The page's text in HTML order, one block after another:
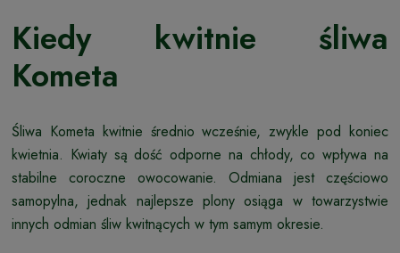
Kiedy kwitnie śliwa
Kometa
Śliwa Kometa kwitnie średnio wcześnie, zwykle pod koniec
kwietnia. Kwiaty są dość odporne na chłody, co wpływa na
stabilne coroczne owocowanie. Odmiana jest częściowo
samopylna, jednak najlepsze plony osiąga w towarzystwie
innych odmian śliw kwitnących w tym samym okresie.